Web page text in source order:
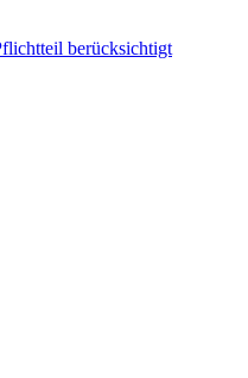
berücksichtigt